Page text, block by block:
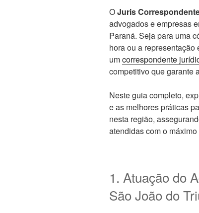
OJuris
advogados e empresas
Paraná. Seja para uma
hora ou a
umcorrespondente
competitivo que garante
Neste guia completo,
e as melhores práticas
nesta região,
atendidas com o
1. Atuação do
São João do